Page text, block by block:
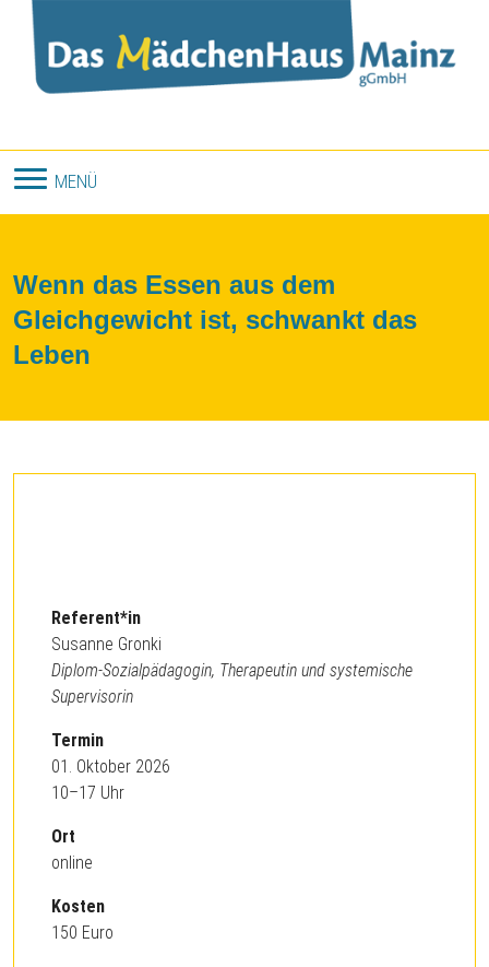
Direkt zum Inhalt
MENÜ
Wenn das Essen aus dem
Gleichgewicht ist, schwankt das
Leben
Referent*in
Susanne Gronki
Diplom-Sozialpädagogin, Therapeutin und systemische
Supervisorin
Termin
01. Oktober 2026
10–17 Uhr
Ort
online
Kosten
150 Euro